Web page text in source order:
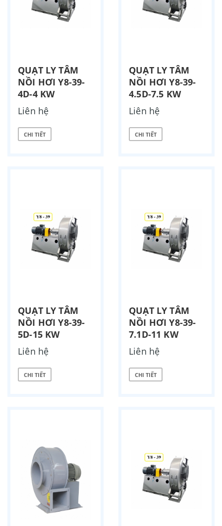
QUẠT LY TÂM
NỒI HƠI Y8-39-
4D-4 KW
Liên hệ
CHI TIẾT
QUẠT LY TÂM
NỒI HƠI Y8-39-
4.5D-7.5 KW
Liên hệ
CHI TIẾT
QUẠT LY TÂM
NỒI HƠI Y8-39-
5D-15 KW
Liên hệ
CHI TIẾT
QUẠT LY TÂM
NỒI HƠI Y8-39-
7.1D-11 KW
Liên hệ
CHI TIẾT